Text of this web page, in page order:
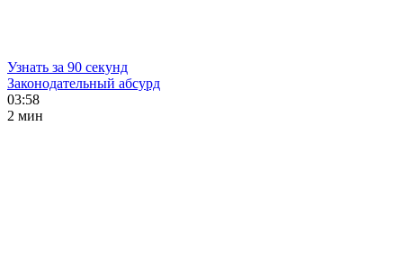
Узнать за 90 секунд
Законодательный абсурд
03:58
2 мин